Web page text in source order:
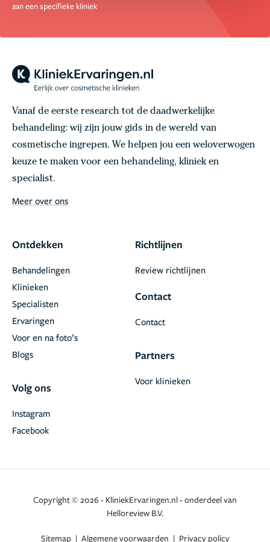
aan een specifieke kliniek
Vanaf de eerste research tot de daadwerkelijke
behandeling: wij zijn jouw gids in de wereld van
cosmetische ingrepen. We helpen jou een weloverwogen
keuze te maken voor een behandeling, kliniek en
specialist.
Meer over ons
Ontdekken
Behandelingen
Klinieken
Specialisten
Ervaringen
Voor en na foto’s
Blogs
Volg ons
Facebook
Instagram
Richtlijnen
Review richtlijnen
Contact
Contact
Partners
Voor klinieken
Copyright © 2026 - KliniekErvaringen.nl - onderdeel van
Helloreview B.V.
Sitemap | Algemene voorwaarden | Privacy policy